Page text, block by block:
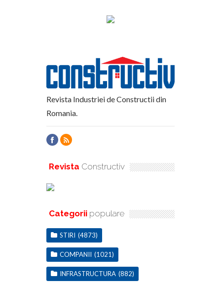
Revista Industriei de Constructii din
Romania.
Revista Constructiv
Categorii populare
STIRI (4873)
COMPANII (1021)
INFRASTRUCTURA (882)